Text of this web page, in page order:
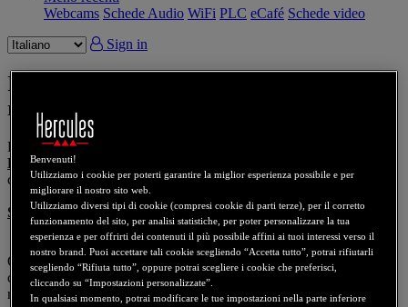
Webcams Schede Audio WiFi PLC eCafé Schede video
Sign in
Il mio controller DJ non viene
riconosciuto o non si accende
KB 1837 - IT - 2025-03-13
Prodotti: controller DJ collegati e alimentati tramite il loro
connettore USB
Sistemi operativi: Windows e MacOS
Qualora il tuo controller DJ non venga riconosciuto dal tuo
computer o non si accendesse, esegui la seguente procedura per
risolvere il problema.
Benvenuti!
Utilizziamo i cookie per poterti garantire la miglior esperienza possibile e per
migliorare il nostro sito web.
Utilizziamo diversi tipi di cookie (compresi cookie di parti terze), per il corretto
funzionamento del sito, per analisi statistiche, per poter personalizzare la tua
esperienza e per offrirti dei contenuti il più possibile affini ai tuoi interessi verso il
nostro brand. Puoi accettare tali cookie scegliendo “Accetta tutto”, potrai rifiutarli
scegliendo “Rifiuta tutto”, oppure potrai scegliere i cookie che preferisci,
cliccando su “Impostazioni personalizzate”.
In qualsiasi momento, potrai modificare le tue impostazioni nella parte inferiore